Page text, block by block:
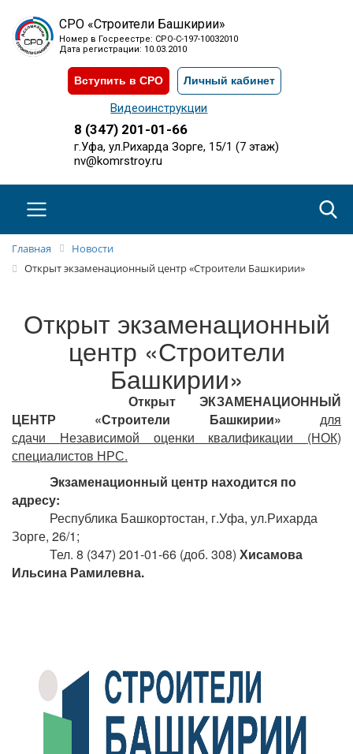
СРО «Строители Башкирии»
Номер в Госреестре: СРО-С-197-10032010
Дата регистрации: 10.03.2010
Вступить в СРО Личный кабинет
Видеоинструкции
8 (347) 201-01-66
г.Уфа, ул.Рихарда Зорге, 15/1 (7 этаж)
nv@komrstroy.ru
Главная
Новости
Открыт экзаменационный центр «Строители Башкирии»
Открыт экзаменационный
центр «Строители
Башкирии»
Открыт ЭКЗАМЕНАЦИОННЫЙ
ЦЕНТР «Строители Башкирии»
для
сдачи Независимой оценки квалификации (НОК)
специалистов НРС.
Экзаменационный центр находится по
адресу:
Республика Башкортостан, г.Уфа, ул.Рихарда
Зорге, 26/1;
Тел. 8 (347) 201-01-66 (доб. 308) Хисамова
Ильсина Рамилевна.